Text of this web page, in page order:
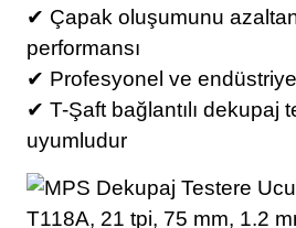
✔ Çapak oluşumunu
performansı
✔ Profesyonel ve
✔ T-Şaft bağlantılı dekupaj
uyumludur